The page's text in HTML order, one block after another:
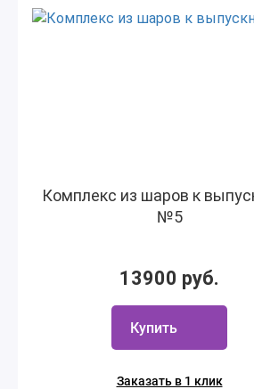
Комплекс из шаров к
№5
13900 руб.
Купить
Заказать в 1 клик